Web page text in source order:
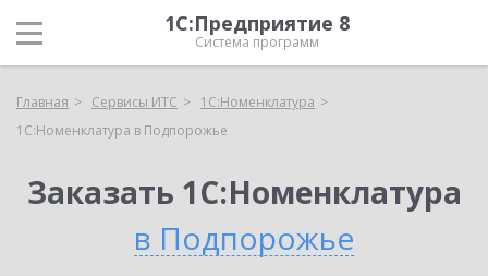
1С:Предприятие 8
Система программ
Главная Сервисы ИТС
1С:Номенклатура
1С:Номенклатура в Подпорожье
Заказать 1С:Номенклатура
в Подпорожье